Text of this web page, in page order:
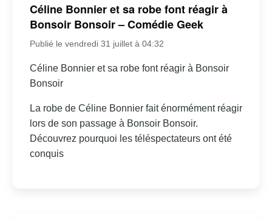
Céline Bonnier et sa robe font réagir à
Bonsoir Bonsoir – Comédie Geek
Publié le vendredi 31 juillet à 04:32
Céline Bonnier et sa robe font réagir à Bonsoir
Bonsoir
La robe de Céline Bonnier fait énormément réagir
lors de son passage à Bonsoir Bonsoir.
Découvrez pourquoi les téléspectateurs ont été
conquis